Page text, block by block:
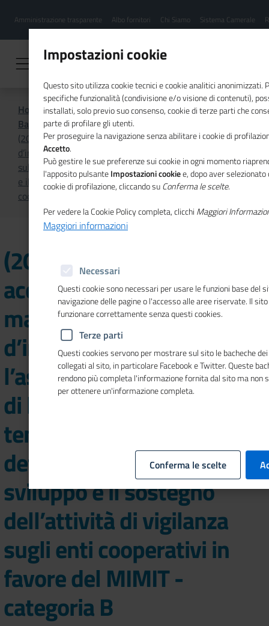
contenuto
Menu
hamburgher
Amministrazione trasparente Albo fornitori Chi Siamo Sistema Camerale
Home
Amministrazione Trasparente
Bandi di concorso
Bandi scaduti
(2025) Avviso per acquisizione manifestazione
d’interesse per l’assunzione con contratto di lavoro
subordinato a tempo pieno e determinato per lo sviluppo
e il sostegno dell’attività di vigilanza sugli enti
cooperativi in favore del MIMIT - categoria B
(2025) Avviso per
acquisizione
manifestazione
d’interesse per
l’assunzione con contratto
di lavoro subordinato a
tempo pieno e
determinato per lo
sviluppo e il sostegno
dell’attività di vigilanza
sugli enti cooperativi in
favore del MIMIT -
categoria B
Impostazioni cookie
Questo sito utilizza cookie tecnici e cookie analitici anonimizzati.
specifiche funzionalità (condivisione e/o visione di contenuti),
installati, solo previo suo consenso, cookie di terze parti che
parte di profilare gli utenti.
Per proseguire la navigazione senza abilitare i cookie di
Accetto.
Può gestire le sue preferenze sui cookie in ogni momento
l'apposito pulsanteImpostazioni cookiee, dopo aver
cookie di profilazione, cliccando suConferma le scelte.
Per vedere la Cookie Policy completa, clicchi Maggiori
Maggiori informazioni
Necessari
Questi cookie sono necessari per usare le funzioni base del
navigazione delle pagine o l'accesso alle aree riservate. Il
funzionare correttamente senza questi cookies.
Terze parti
Questi cookies servono per mostrare sul sito le bacheche
collegati al sito, in particolare Facebook e Twitter. Queste
rendono più completa l'informazione fornita dal sito ma non
per ottenere un'informazione completa.
Conferma le scelte